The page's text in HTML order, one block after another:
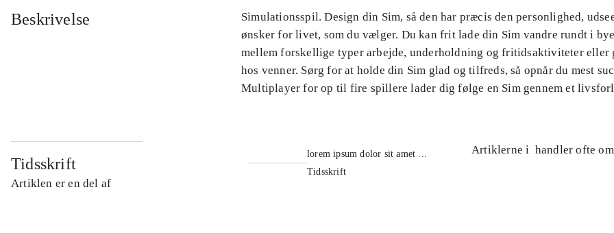
Beskrivelse
Simulationsspil. Design din Sim, så den har præcis den personlighed,
ønsker for livet, som du vælger. Du kan frit lade din Sim vandre rundt i
mellem forskellige typer arbejde, underholdning og fritidsaktiviteter eller
hos venner. Sørg for at holde din Sim glad og tilfreds, så opnår du mest
Multiplayer for op til fire spillere lader dig følge en Sim gennem et
Tidsskrift
Artiklen er en del af
lorem ipsum dolor sit amet ...
Tidsskrift
Artiklerne i handler ofte om